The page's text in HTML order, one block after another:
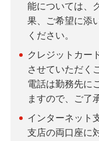
能については、
果、ご希望に添
ください。
クレジットカー
させていただく
電話は勤務先に
ますので、ご了
インターネット
支店の両口座に